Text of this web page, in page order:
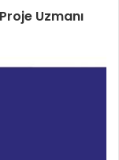
Uzmanı